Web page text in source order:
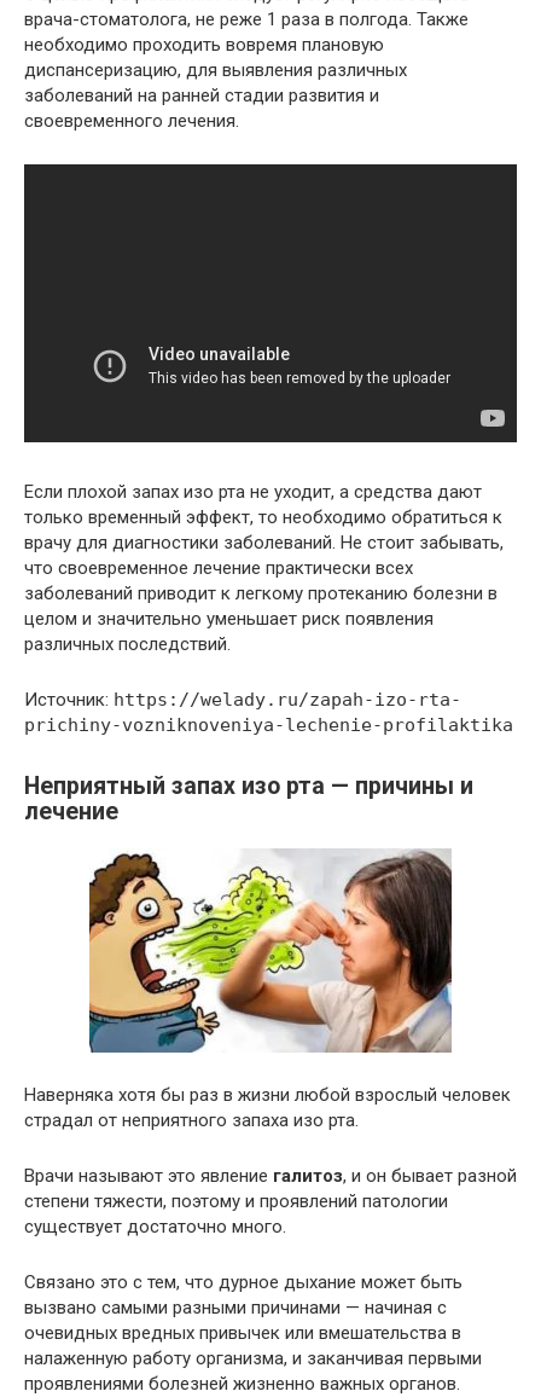
врача-стоматолога, не реже 1 раза в полгода. Также
необходимо проходить вовремя плановую
диспансеризацию, для выявления различных
заболеваний на ранней стадии развития и
своевременного лечения.
Если плохой запах изо рта не уходит, а средства дают
только временный эффект, то необходимо обратиться к
врачу для диагностики заболеваний. Не стоит забывать,
что своевременное лечение практически всех
заболеваний приводит к легкому протеканию болезни в
целом и значительно уменьшает риск появления
различных последствий.
Источник: https://welady.ru/zapah-izo-rta-
prichiny-vozniknoveniya-lechenie-profilaktika
Неприятный запах изо рта — причины и
лечение
Наверняка хотя бы раз в жизни любой взрослый человек
страдал от неприятного запаха изо рта.
Врачи называют это явление галитоз, и он бывает разной
степени тяжести, поэтому и проявлений патологии
существует достаточно много.
Связано это с тем, что дурное дыхание может быть
вызвано самыми разными причинами — начиная с
очевидных вредных привычек или вмешательства в
налаженную работу организма, и заканчивая первыми
проявлениями болезней жизненно важных органов.